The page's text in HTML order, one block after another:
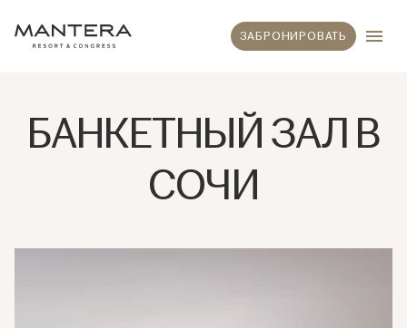
ЗАБРОНИРОВАТЬ
БАНКЕТНЫЙ ЗАЛ В
СОЧИ